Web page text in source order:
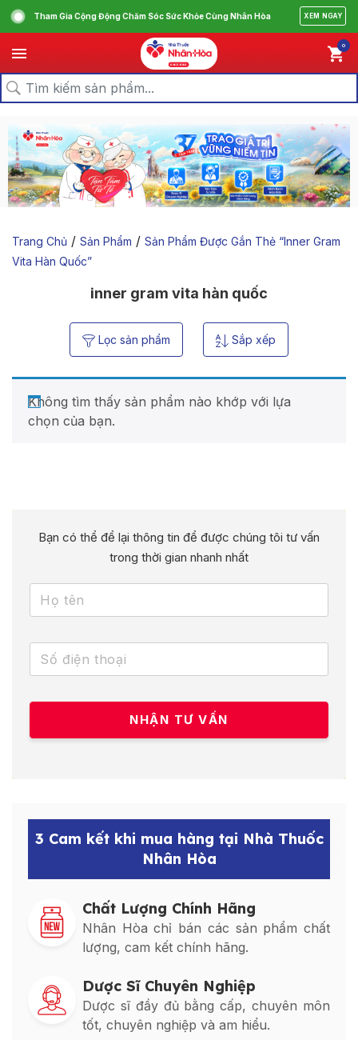
Tham Gia Cộng Động Chăm Sóc Sức Khỏe Cùng Nhân Hòa XEM NGAY
0
Trang Chủ / Sản Phẩm / Sản Phẩm Được Gắn Thẻ “inner Gram
Vita Hàn Quốc”
inner gram vita hàn quốc
Lọc sản phẩm Sắp xếp
Không tìm thấy sản phẩm nào khớp với lựa
chọn của bạn.
Bạn có thể để lại thông tin để được chúng tôi tư vấn
trong thời gian nhanh nhất
3 Cam kết khi mua hàng tại Nhà Thuốc
Nhân Hòa
Chất Lượng Chính Hãng
Nhân Hòa chỉ bán các sản phẩm chất
lượng, cam kết chính hãng.
Dược Sĩ Chuyên Nghiệp
Dược sĩ đầy đủ bằng cấp, chuyên môn
tốt, chuyên nghiệp và am hiểu.